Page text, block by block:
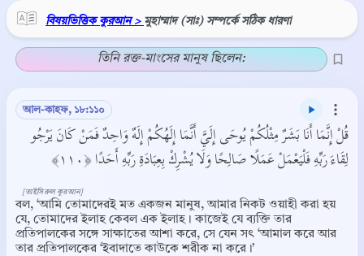
বিষয়ভিত্তিক কুরআন > মুহাম্মাদ (সাঃ) সম্পর্কে সঠিক ধারণা
তিনি রক্ত-মাংসের মানুষ ছিলেন:
আল-কাহফ, ১৮:১১০
قُلْ إِنَّمَا أَنَا بَشَرٌ مِثْلُكُمْ يُوحَى إِلَيَّ أَنَّمَا إِلَهُكُمْ إِلَهٌ وَاحِدٌ فَمَنْ كَانَ يَرْجُو
لِقَاءَ رَبِّهِ فَلْيَعْمَلْ عَمَلًا صَالِحًا وَلَا يُشْرِكْ بِعِبَادَةِ رَبِّهِ أَحَدًا ﴿١١٠﴾
বল, ‘আমি তোমাদেরই মত একজন মানুষ, আমার নিকট ওয়াহী করা হয়
যে, তোমাদের ইলাহ কেবল এক ইলাহ। কাজেই যে ব্যক্তি তার
প্রতিপালকের সঙ্গে সাক্ষাতের আশা করে, সে যেন সৎ ‘আমাল করে আর
তার প্রতিপালকের ‘ইবাদাতে কাউকে শরীক না করে।’
[তাইসিরুল কুরআন]